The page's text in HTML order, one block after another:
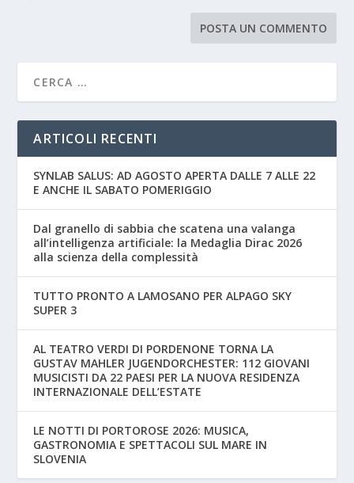
ARTICOLI RECENTI
SYNLAB SALUS: AD AGOSTO APERTA DALLE 7 ALLE 22
E ANCHE IL SABATO POMERIGGIO
Dal granello di sabbia che scatena una valanga
all’intelligenza artificiale: la Medaglia Dirac 2026
alla scienza della complessità
TUTTO PRONTO A LAMOSANO PER ALPAGO SKY
SUPER 3
AL TEATRO VERDI DI PORDENONE TORNA LA
GUSTAV MAHLER JUGENDORCHESTER: 112 GIOVANI
MUSICISTI DA 22 PAESI PER LA NUOVA RESIDENZA
INTERNAZIONALE DELL’ESTATE
LE NOTTI DI PORTOROSE 2026: MUSICA,
GASTRONOMIA E SPETTACOLI SUL MARE IN
SLOVENIA